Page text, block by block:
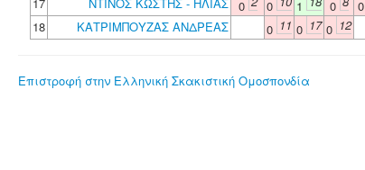
0 0 1 0 0
18
ΚΑΤΡΙΜΠΟΥΖΑΣ ΑΝΔΡΕΑΣ 0 11 0 17 0 12
Επιστροφή στην Ελληνική Σκακιστική Ομοσπονδία